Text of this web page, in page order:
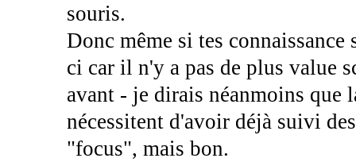
souris.
Donc même si tes
ci car il n'y a pas de plus value
avant - je dirais néanmoins
nécessitent d'avoir déjà suivi
"focus", mais bon.